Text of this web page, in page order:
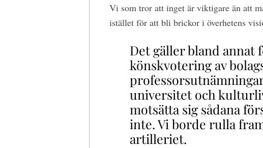
Vi som tror att inget är viktigare än att
istället för att bli brickor i överhetens
Det gäller bland annat
könskvotering av
universitet och
motsätta sig sådana
inte. Vi borde rulla
artilleriet.